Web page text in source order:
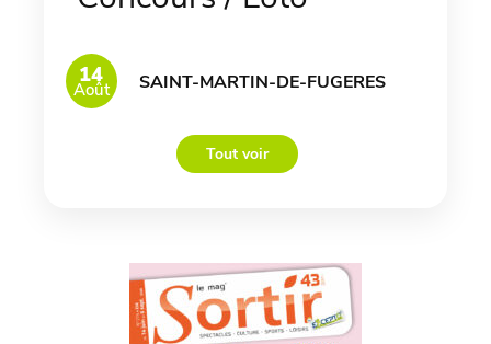
14
Août SAINT-MARTIN-DE-FUGERES
Tout voir